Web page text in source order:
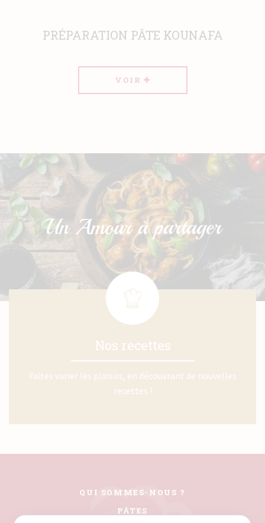
PRÉPARATION PÂTE KOUNAFA
VOIR
Nos recettes
Faites varier les plaisirs, en découvrant de nouvelles
recettes !
QUI SOMMES-NOUS ?
PÂTES